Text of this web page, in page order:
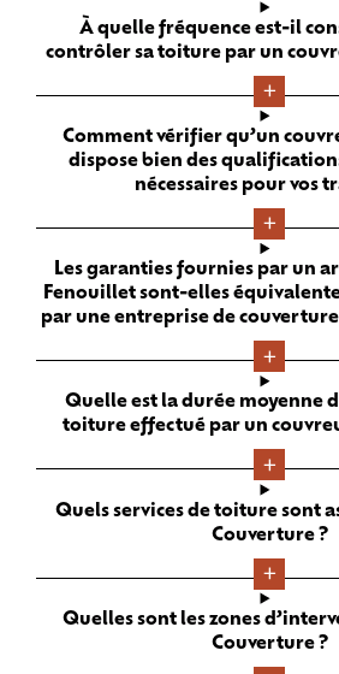
À quelle fréquence est-il
contrôler sa toiture par un
Comment vérifier qu’un
dispose bien des
nécessaires pour vos
Les garanties fournies par un
Fenouillet sont-elles
par une entreprise de
Quelle est la durée moyenne
toiture effectué par un
Quels services de toiture sont
Couverture ?
Quelles sont les zones
Couverture ?